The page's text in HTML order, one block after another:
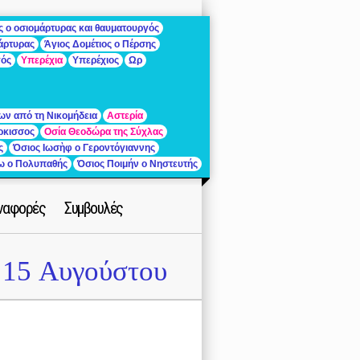
ο οσιομάρτυρας και θαυματουργός
Άγιος Δομέτιος ο Πέρσης
Υπερέχια Υπερέχιος Ωρ
από τη Νικομήδεια
Αστερία
Οσία Θεοδώρα της Σύχλας
Όσιος Ιωσὴφ ο Γεροντόγιαννης
ο Πολυπαθής
Όσιος Ποιμήν ο Νηστευτής
Συμβουλές
15 Αυγούστου